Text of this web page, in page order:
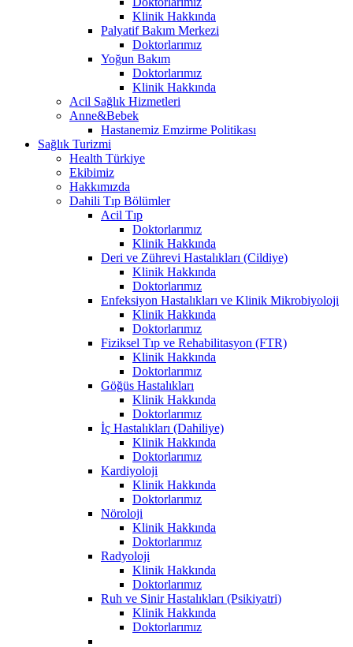
Klinik Hakkında
Palyatif Bakım Merkezi
Doktorlarımız
Yoğun Bakım
Doktorlarımız
Klinik Hakkında
Acil Sağlık Hizmetleri
Anne&Bebek
Hastanemiz Emzirme Politikası
Sağlık Turizmi
Health Türkiye
Ekibimiz
Hakkımızda
Dahili Tıp Bölümler
Acil Tıp
Doktorlarımız
Klinik Hakkında
Deri ve Zührevi Hastalıkları (Cildiye)
Klinik Hakkında
Doktorlarımız
Enfeksiyon Hastalıkları ve Klinik Mikrobiyoloji
Klinik Hakkında
Doktorlarımız
Fiziksel Tıp ve Rehabilitasyon (FTR)
Klinik Hakkında
Doktorlarımız
Göğüs Hastalıkları
Klinik Hakkında
Doktorlarımız
İç Hastalıkları (Dahiliye)
Klinik Hakkında
Doktorlarımız
Kardiyoloji
Klinik Hakkında
Doktorlarımız
Nöroloji
Klinik Hakkında
Doktorlarımız
Radyoloji
Klinik Hakkında
Doktorlarımız
Ruh ve Sinir Hastalıkları (Psikiyatri)
Klinik Hakkında
Doktorlarımız